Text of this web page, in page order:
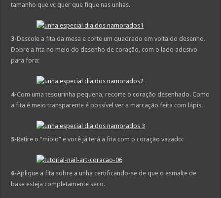
tamanho que vc quer que fique nas unhas.
3-Descole a fita da mesa e corte um quadrado em volta do desenho.
Dobre a fita no meio do desenho de coração, com o lado adesivo
para fora:
4-Com uma tesourinha pequena, recorte o coração desenhado. Como
a fita é meio transparente é possível ver a marcação feita com lápis.
5-Retire o “miolo” e você já terá a fita com o coração vazado:
6-Aplique a fita sobre a unha certificando-se de que o esmalte de
base esteja completamente seco.